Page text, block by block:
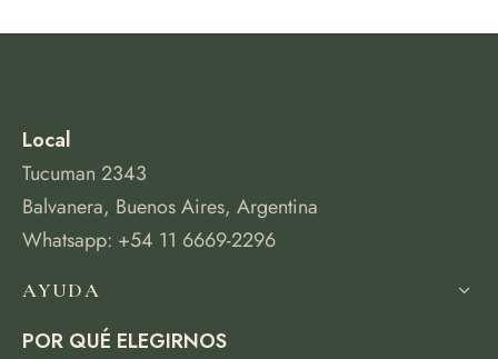
Local
Tucuman 2343
Balvanera, Buenos Aires, Argentina
Whatsapp: +54 11 6669-2296
AYUDA
POR QUÉ ELEGIRNOS